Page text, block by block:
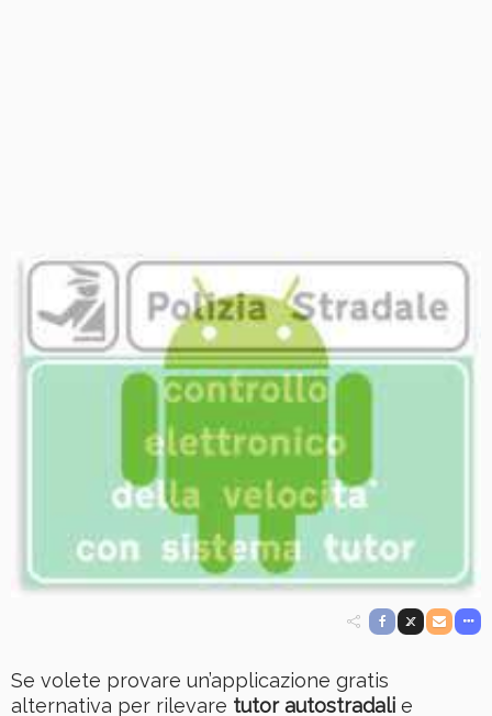
Se volete provare un’applicazione gratis
alternativa per rilevare tutor autostradali e